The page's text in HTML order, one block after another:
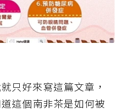
只好來寫這篇文章，
這個南非茶是如何被